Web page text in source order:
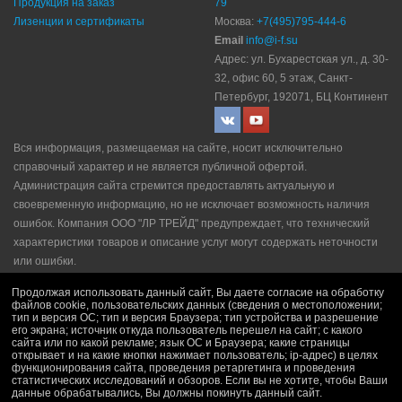
Продукция на заказ
Лизенции и сертификаты
79
Москва: +7(495)795-444-6
Email info@i-f.su
Адрес: ул. Бухарестская ул., д. 30-
32, офис 60, 5 этаж, Санкт-
Петербург, 192071, БЦ Континент
Вся информация, размещаемая на сайте, носит исключительно
справочный характер и не является публичной офертой.
Администрация сайта стремится предоставлять актуальную и
своевременную информацию, но не исключает возможность наличия
ошибок. Компания ООО "ЛР ТРЕЙД" прeдупрeждaeт, что технический
характеристики товаров и описание услуг могут содержать неточности
или ошибки.
Политика рекламной рассылки|Правила продажи
Продолжая использовать данный сайт, Вы даете согласие на обработку
файлов cookie, пользовательских данных (сведения о местоположении;
тип и версия ОС; тип и версия Браузера; тип устройства и разрешение
его экрана; источник откуда пользователь перешел на сайт; с какого
сайта или по какой рекламе; язык ОС и Браузера; какие страницы
открывает и на какие кнопки нажимает пользователь; ip-адрес) в целях
функционирования сайта, проведения ретаргетинга и проведения
статистических исследований и обзоров. Если вы не хотите, чтобы Ваши
данные обрабатывались, Вы должны покинуть данный сайт.